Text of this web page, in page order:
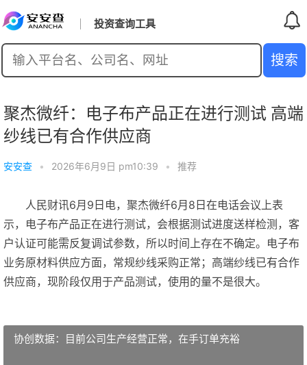
投资查询工具
聚杰微纤：电子布产品正在进行测试 高端
纱线已有合作供应商
安安查 • 2026年6月9日 pm10:39 • 推荐
人民财讯6月9日电，聚杰微纤6月8日在电话会议上表
示，电子布产品正在进行测试，会根据测试进度送样检测，客
户认证可能需反复调试参数，所以时间上存在不确定。电子布
业务原材料供应方面，常规纱线采购正常；高端纱线已有合作
供应商，现阶段仅用于产品测试，使用的量不是很大。
协创数据：目前公司生产经营正常，在手订单充裕